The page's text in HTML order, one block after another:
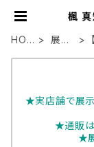
楓 真
HO
展示
★実店舗で展示
★通販は
★